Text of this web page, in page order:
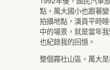
點，萬大國小也跟著
拍攝地點，演員平時
中的場景，就是當年
也紀錄我的回憶。
整個霧社山區，萬大